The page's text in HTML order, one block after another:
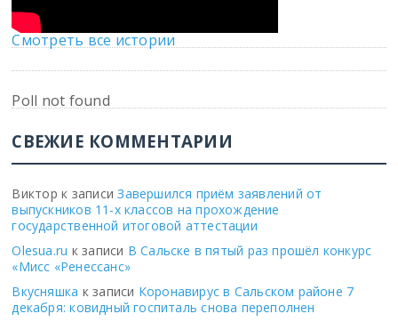
Смотреть все истории
Poll not found
СВЕЖИЕ КОММЕНТАРИИ
Виктор к записиЗавершился приём заявлений от
выпускников 11-х классов на прохождение
государственной итоговой аттестации
Olesua.ru к записи В Сальске в пятый раз прошёл конкурс
«Мисс «Ренессанс»
Вкусняшка к записи Коронавирус в Сальском районе 7
декабря: ковидный госпиталь снова переполнен